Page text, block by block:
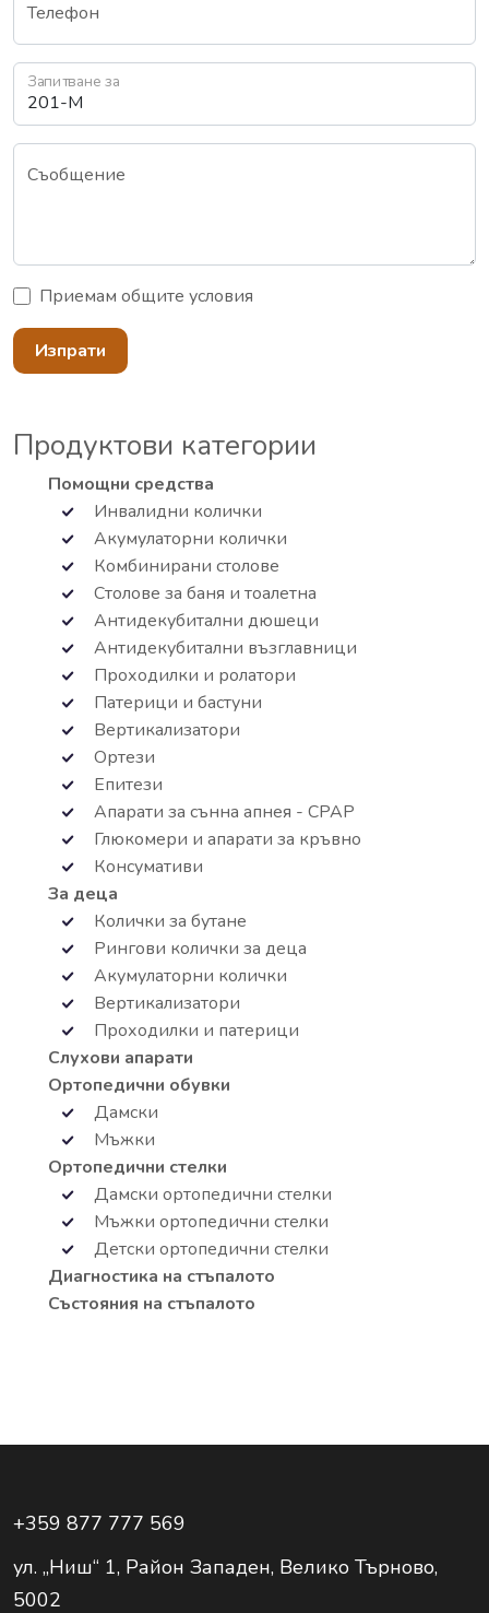
Телефон
Запитване за
Съобщение
Приемам общите условия
Изпрати
Продуктови категории
Помощни средства
Инвалидни колички
Акумулаторни колички
Комбинирани столове
Столове за баня и тоалетна
Антидекубитални дюшеци
Антидекубитални възглавници
Проходилки и ролатори
Патерици и бастуни
Вертикализатори
Ортези
Епитези
Апарати за сънна апнея - СРАР
Глюкомери и апарати за кръвно
Консумативи
За деца
Колички за бутане
Рингови колички за деца
Акумулаторни колички
Вертикализатори
Проходилки и патерици
Слухови апарати
Ортопедични обувки
Дамски
Мъжки
Ортопедични стелки
Дамски ортопедични стелки
Мъжки ортопедични стелки
Детски ортопедични стелки
Диагностика на стъпалото
Състояния на стъпалото
+359 877 777 569
ул. „Ниш“ 1, Район Западен, Велико Търново,
5002